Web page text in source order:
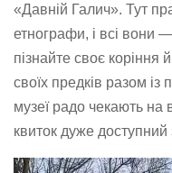
«Давній Галич». Тут
етнографи, і всі вони
пізнайте своє коріння
своїх предків разом
музеї радо чекають на
квиток дуже доступний